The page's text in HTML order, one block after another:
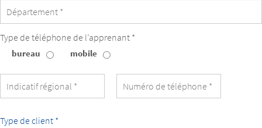
Type de téléphone de l’apprenant *
Type
téléphone
de
l’apprenant
bureau mobile
Type de client *